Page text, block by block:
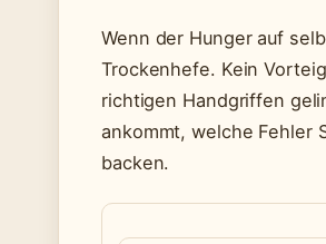
Wenn der Hunger auf
Trockenhefe. Kein
richtigen Handgriffen
ankommt, welche Fehler
backen.